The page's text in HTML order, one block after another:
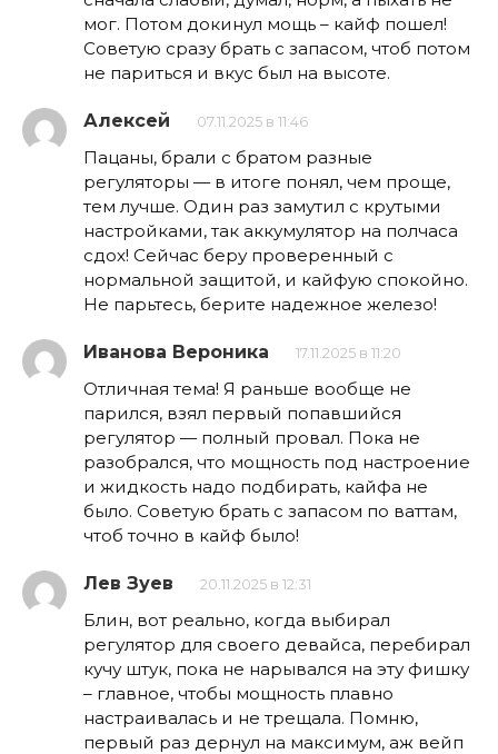
мог. Потом докинул мощь – кайф пошел!
Советую сразу брать с запасом, чтоб потом
не париться и вкус был на высоте.
Алексей 07.11.2025 в 11:46
Пацаны, брали с братом разные
регуляторы — в итоге понял, чем проще,
тем лучше. Один раз замутил с крутыми
настройками, так аккумулятор на полчаса
сдох! Сейчас беру проверенный с
нормальной защитой, и кайфую спокойно.
Не парьтесь, берите надежное железо!
Иванова Вероника 17.11.2025 в 11:20
Отличная тема! Я раньше вообще не
парился, взял первый попавшийся
регулятор — полный провал. Пока не
разобрался, что мощность под настроение
и жидкость надо подбирать, кайфа не
было. Советую брать с запасом по ваттам,
чтоб точно в кайф было!
Лев Зуев 20.11.2025 в 12:31
Блин, вот реально, когда выбирал
регулятор для своего девайса, перебирал
кучу штук, пока не нарывался на эту фишку
– главное, чтобы мощность плавно
настраивалась и не трещала. Помню,
первый раз дернул на максимум, аж вейп